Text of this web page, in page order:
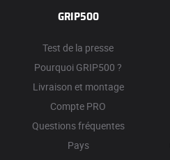
GRIP500
Test de la presse
Pourquoi GRIP500 ?
Livraison et montage
Compte PRO
Questions fréquentes
Pays